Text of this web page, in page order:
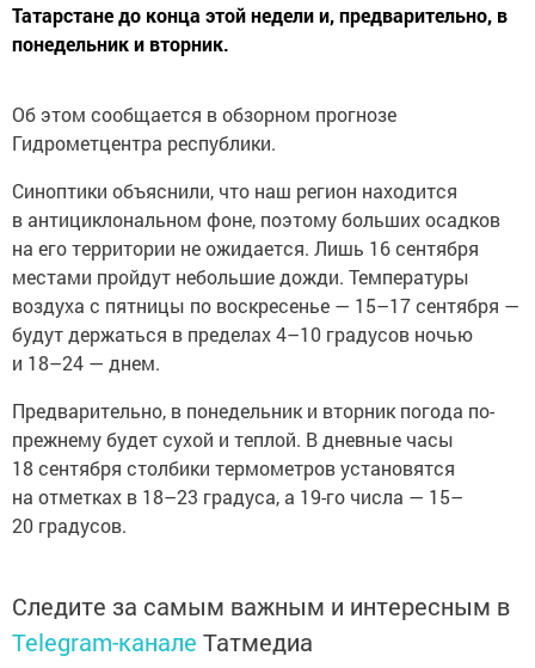
Татарстане до конца этой недели и, предварительно, в
понедельник и вторник.
Об этом сообщается в обзорном прогнозе
Гидрометцентра республики.
Синоптики объяснили, что наш регион находится
в антициклональном фоне, поэтому больших осадков
на его территории не ожидается. Лишь 16 сентября
местами пройдут небольшие дожди. Температуры
воздуха с пятницы по воскресенье — 15–17 сентября —
будут держаться в пределах 4–10 градусов ночью
и 18–24 — днем.
Предварительно, в понедельник и вторник погода по-
прежнему будет сухой и теплой. В дневные часы
18 сентября столбики термометров установятся
на отметках в 18–23 градуса, а 19-го числа — 15–
20 градусов.
Следите за самым важным и интересным в
Telegram-канале Татмедиа